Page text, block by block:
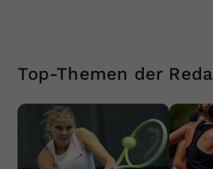
Top-Themen der